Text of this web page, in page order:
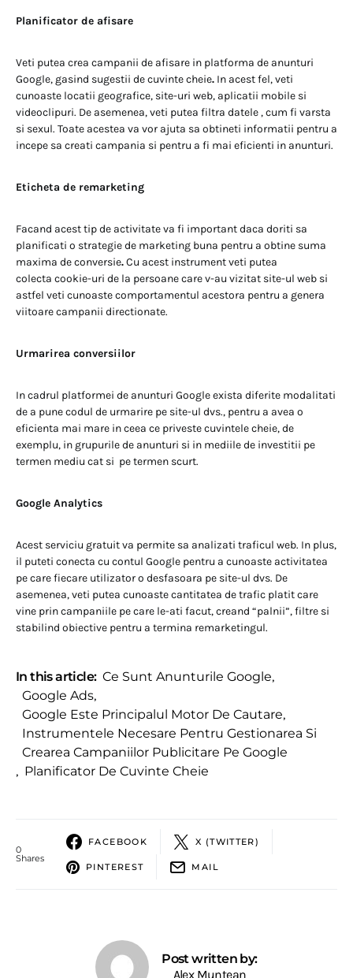
Planificator de afisare
Veti putea crea campanii de afisare in platforma de anunturi
Google, gasind sugestii de cuvinte cheie. In acest fel, veti
cunoaste locatii geografice, site-uri web, aplicatii mobile si
videoclipuri. De asemenea, veti putea filtra datele , cum fi varsta
si sexul. Toate acestea va vor ajuta sa obtineti informatii pentru a
incepe sa creati campania si pentru a fi mai eficienti in anunturi.
Eticheta de remarketing
Facand acest tip de activitate va fi important daca doriti sa
planificati o strategie de marketing buna pentru a obtine suma
maxima de conversie.Cu acest instrument veti putea
colecta cookie-uri de la persoane care v-au vizitat site-ul web si
astfel veti cunoaste comportamentul acestora pentru a genera
viitoare campanii directionate.
Urmarirea conversiilor
In cadrul platformei de anunturi Google exista diferite modalitati
de a pune codul de urmarire pe site-ul dvs., pentru a avea o
eficienta mai mare in ceea ce priveste cuvintele cheie, de
exemplu, in grupurile de anunturi si in mediile de investitii pe
termen mediu cat si pe termen scurt.
Google Analytics
Acest serviciu gratuit va permite sa analizati traficul web. In plus,
il puteti conecta cu contul Google pentru a cunoaste activitatea
pe care fiecare utilizator o desfasoara pe site-ul dvs. De
asemenea, veti putea cunoaste cantitatea de trafic platit care
vine prin campaniile pe care le-ati facut, creand “palnii”, filtre si
stabilind obiective pentru a termina remarketingul.
In this article: Ce Sunt Anunturile Google,
Google Ads,
Google Este Principalul Motor De Cautare,
Instrumentele Necesare Pentru Gestionarea Si
Crearea Campaniilor Publicitare Pe Google
, Planificator De Cuvinte Cheie
0
Shares
FACEBOOK X (TWITTER)
PINTEREST MAIL
Post written by:
Alex Muntean